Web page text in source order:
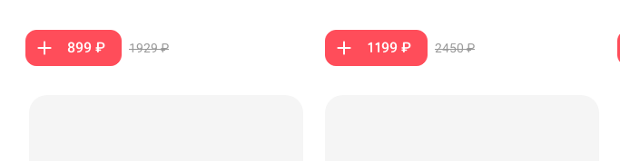
899 ₽ 1929 ₽ 1199 ₽ 2450 ₽